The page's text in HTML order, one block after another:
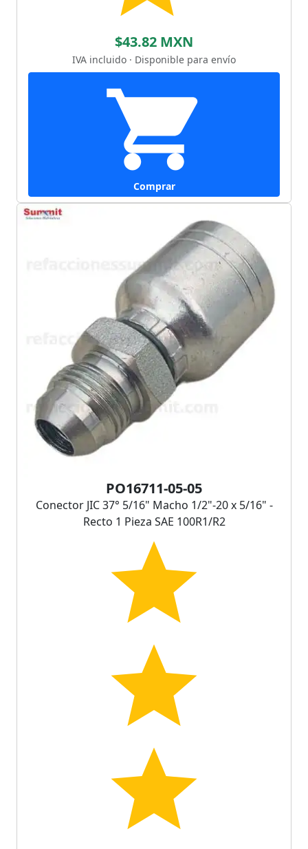
$43.82 MXN
IVA incluido · Disponible para envío
Comprar
PO16711-05-05
Conector JIC 37° 5/16" Macho 1/2"-20 x 5/16" -
Recto 1 Pieza SAE 100R1/R2